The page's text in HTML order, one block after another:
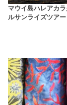
マウイ島ハレアカ
ルサンライズツアー